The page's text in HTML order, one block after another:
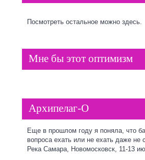
Посмотреть остальное можно здесь.
Мне бы этот оптимизм
Архипелаг-О
Еще в прошлом году я поняла, что
вопроса ехать или не ехать даже не
Река Самара, Новомосковск, 11-13